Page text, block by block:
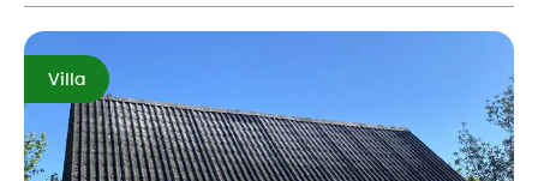
Villa